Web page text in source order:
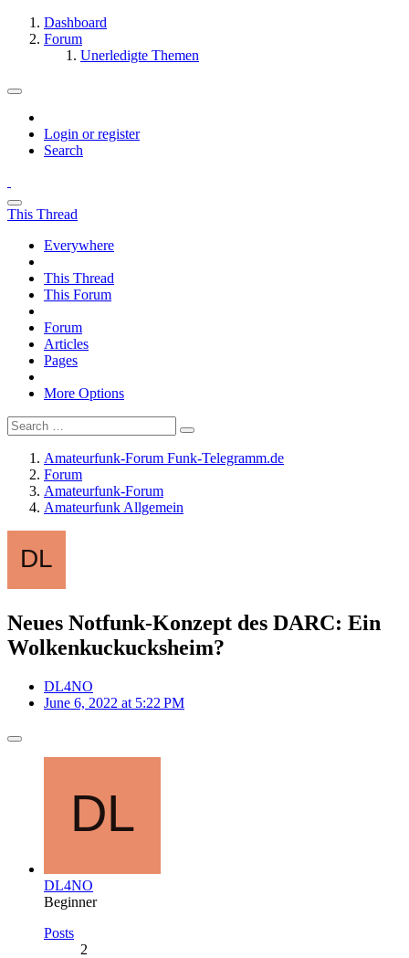
Dashboard
Forum
Unerledigte Themen
Login or register
Search
This Thread
Everywhere
This Thread
This Forum
Forum
Articles
Pages
More Options
Amateurfunk-Forum Funk-Telegramm.de
Forum
Amateurfunk-Forum
Amateurfunk Allgemein
Neues Notfunk-Konzept des DARC: Ein
Wolkenkuckucksheim?
DL4NO
June 6, 2022 at 5:22 PM
DL4NO
Beginner
Posts
2